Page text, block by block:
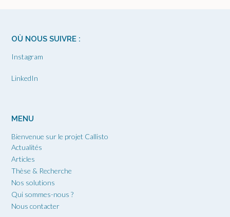
OÙ NOUS SUIVRE :
Instagram
LinkedIn
MENU
Bienvenue sur le projet Callisto
Actualités
Articles
Thèse & Recherche
Nos solutions
Qui sommes-nous ?
Nous contacter